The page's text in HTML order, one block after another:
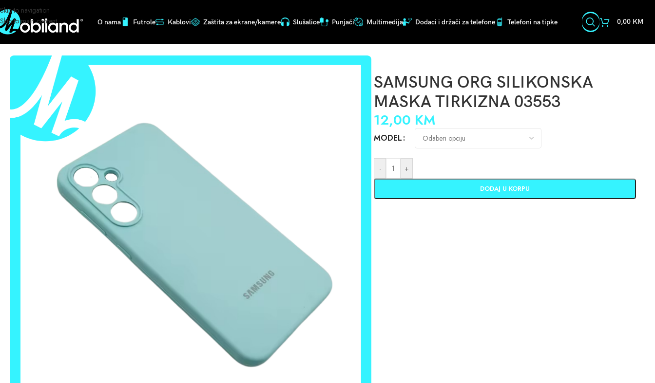
Skip to navigation
Skip to main content
O nama Futrole Kablovi Zaštita za ekrane/kamere Slušalice Punjači Multimedija Dodaci i držači za telefone Telefoni na tipke 0,00 KM
Početna/Futrole/ Silikonske/
SAMSUNG ORG SILIKONSKA
MASKA TIRKIZNA 03553
12,00 KM
MODEL
- +
DODAJ U KORPU